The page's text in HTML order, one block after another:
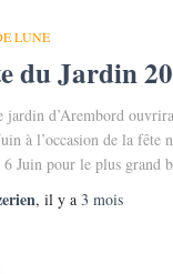
LUNE
du Jardin
jardin d’Arembord
à l’occasion de la fête
Juin pour le plus grand
, il y a 3 mois